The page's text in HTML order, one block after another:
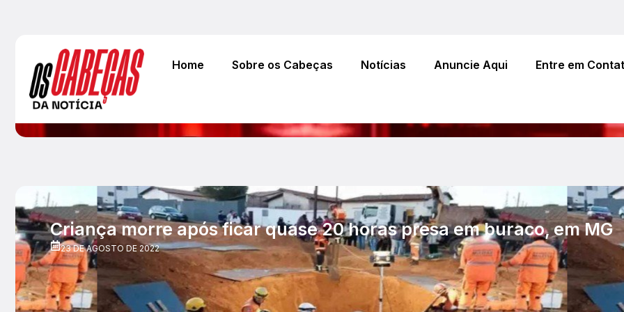
Home Sobre os Cabeças Notícias Anuncie Aqui Entre em
Criança morre após ficar quase 20 horas presa em buraco, em MG
23 DE AGOSTO DE 2022